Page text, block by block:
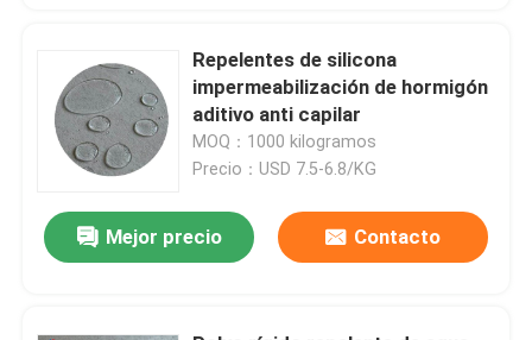
Repelentes de silicona
impermeabilización de hormigón
aditivo anti capilar
MOQ：1000 kilogramos
Precio：USD 7.5-6.8/KG
Mejor precio Contacto